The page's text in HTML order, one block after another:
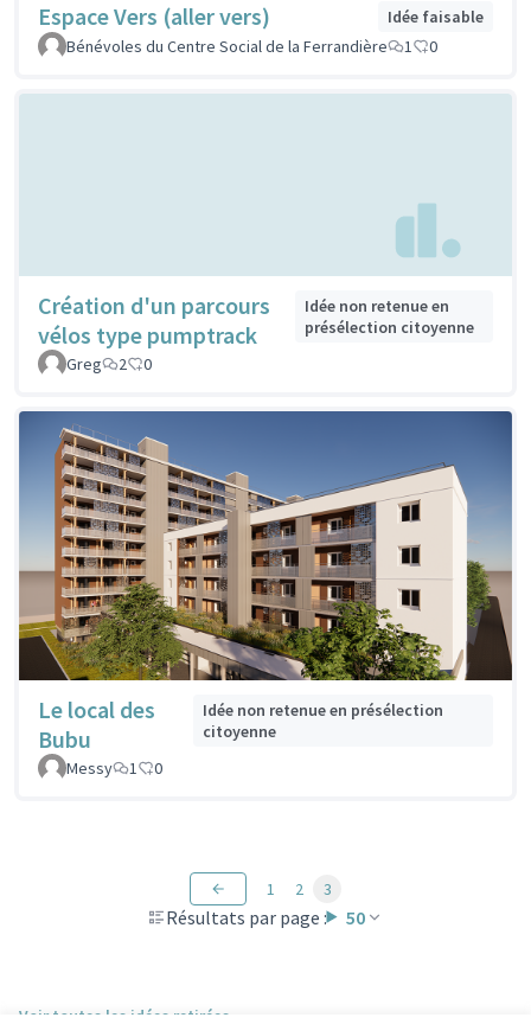
Espace Vers (aller vers)
Idée faisable
Bénévoles du Centre Social de la Ferrandière
1 0
Création d'un parcours
vélos type pumptrack
Idée non retenue en
présélection citoyenne
Greg
2 0
Le local des
Bubu
Idée non retenue en présélection
citoyenne
Messy
1 0
Résultats par page : 50
1 2 3
Voir toutes les idées retirées